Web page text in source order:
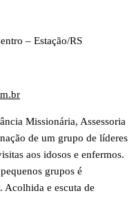
– Estação/RS
Missionária, Assessoria
de um grupo de líderes
aos idosos e enfermos.
grupos é
Acolhida e escuta de